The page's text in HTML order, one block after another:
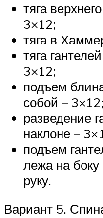
тяга
3×12;
тяга в
тяга
3×12;
подъем
собой – 3×12;
разведение
наклоне –
подъем
лежа на
руку.
Вариант 5.